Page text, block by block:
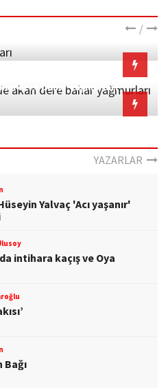
/
dere bahar yağmurları
YAZARLAR
Yalvaç 'Acı yaşanır'
intihara kaçış ve Oya
Bağı